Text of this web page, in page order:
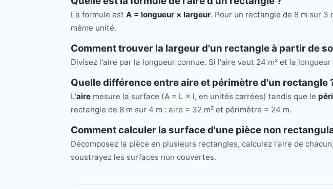
La formule est A = longueur × largeur. Pour un rectangle de 8 m sur 3
même unité.
Comment trouver la largeur d'un rectangle à partir de
Divisez l'aire par la longueur connue. Si l'aire vaut 24 m² et la
Quelle différence entre aire et périmètre d'un rectangle
L'aire mesure la surface (A = L × l, en unités carrées) tandis que le
rectangle de 8 m sur 4 m : aire = 32 m² et périmètre = 24 m.
Comment calculer la surface d'une pièce non
Décomposez la pièce en plusieurs rectangles, calculez l'aire de
soustrayez les surfaces non couvertes.